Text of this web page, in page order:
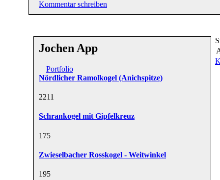
Kommentar schreiben
Jochen App
Portfolio
Nördlicher Ramolkogel (Anichspitze)
2211
Schrankogel mit Gipfelkreuz
175
Zwieselbacher Rosskogel - Weitwinkel
195